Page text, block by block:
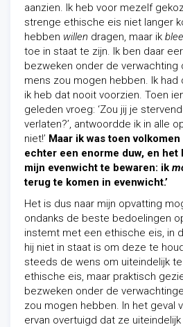
aanzien. Ik heb voor mezelf
strenge ethische eis niet langer
hebben willen dragen, maar ik
toe in staat te zijn. Ik ben daar
bezweken onder de verwachting
mens zou mogen hebben. Ik
ik heb dat nooit voorzien. Toen
geleden vroeg: ‘Zou jij je
verlaten?’, antwoordde ik in alle
niet!’ Maar ik was toen
echter een enorme duw, en het
mijn evenwicht te bewaren: ik
terug te komen in evenwicht.’
Het is dus naar mijn opvatting
ondanks de beste bedoelingen
instemt met een ethische eis, in
hij niet in staat is om deze te
steeds de wens om uiteindelijk
ethische eis, maar praktisch
bezweken onder de
zou mogen hebben. In het geval
ervan overtuigd dat ze